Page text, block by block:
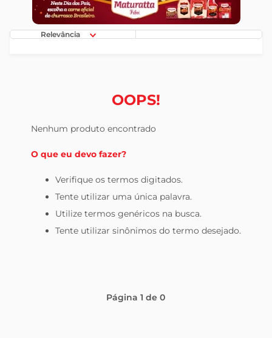
Relevância
OOPS!
Nenhum produto encontrado
O que eu devo fazer?
Verifique os termos digitados.
Tente utilizar uma única palavra.
Utilize termos genéricos na busca.
Tente utilizar sinônimos do termo desejado.
Página1 de0
cerveja
frango